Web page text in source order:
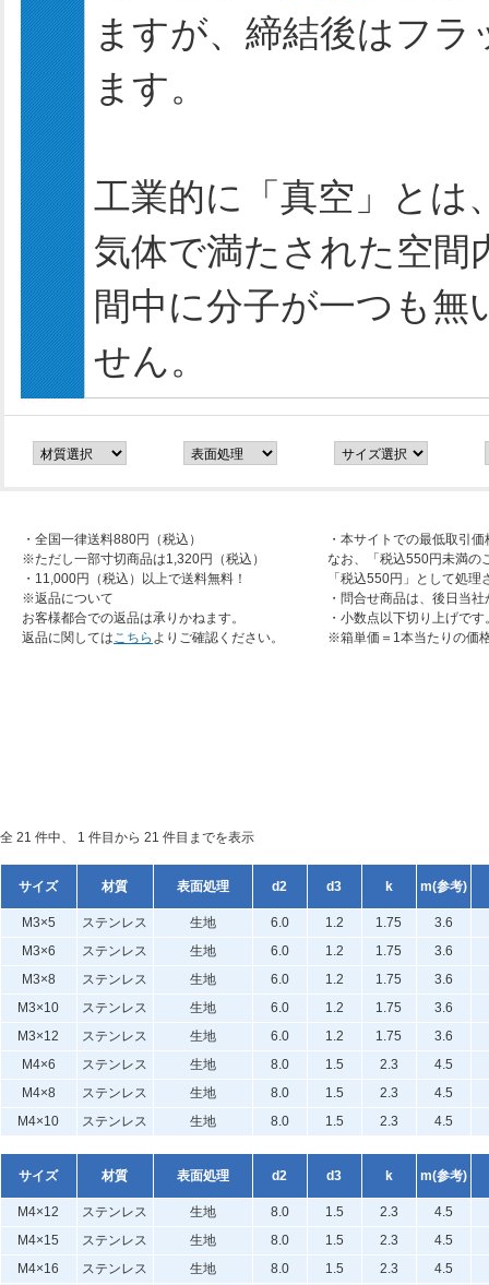
ますが、締結後はフ
ます。
工業的に「真空」とは
気体で満たされた空間
間中に分子が一つも
せん。
・全国一律送料880円（税込）
※ただし一部寸切商品は1,320円（税込）
・11,000円（税込）以上で送料無料！
※返品について
お客様都合での返品は承りかねます。
返品に関してはこちら よりご確認ください。
・本サイトでの最低取引
なお、「税込550円未満の
「税込550円」として処
・問合せ商品は、後日当
・小数点以下切り上げです
※箱単価＝1本当たりの価
全 21 件中、 1 件目から 21 件目までを表示
サイズ 材質 表面処理 d2 d3 k m(参考)
M3×5 ステンレス 生地 6.0 1.2 1.75
3.6
M3×6
ステンレス 生地 6.0 1.2 1.75
3.6
M3×8
ステンレス 生地 6.0 1.2 1.75
3.6
M3×10
ステンレス 生地 6.0 1.2 1.75
3.6
M3×12
ステンレス 生地 6.0 1.2 1.75
3.6
M4×6
ステンレス 生地 8.0 1.5 2.3
4.5
M4×8
ステンレス 生地 8.0 1.5 2.3
4.5
M4×10
ステンレス 生地 8.0 1.5 2.3 4.5
サイズ 材質 表面処理 d2 d3 k m(参考)
M4×12 ステンレス 生地 8.0 1.5 2.3
4.5
M4×15
ステンレス 生地 8.0 1.5 2.3
4.5
M4×16
ステンレス 生地 8.0 1.5 2.3 4.5